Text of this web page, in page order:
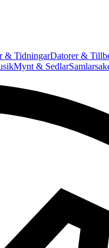
& TidningarDatorer &
Mynt & Sedlar